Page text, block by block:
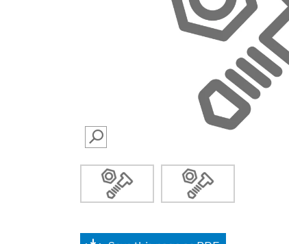
SEARCH